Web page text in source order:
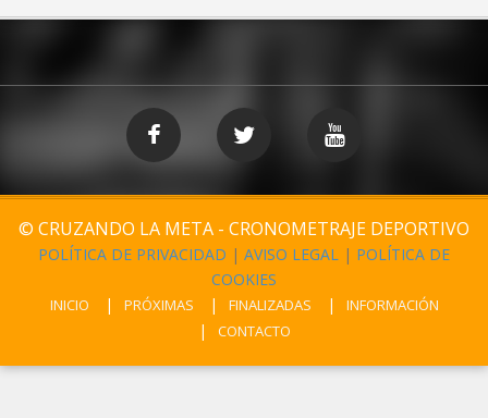
© CRUZANDO LA META - CRONOMETRAJE DEPORTIVO
POLÍTICA DE PRIVACIDAD | AVISO LEGAL | POLÍTICA DE
COOKIES
INICIO PRÓXIMAS FINALIZADAS
INFORMACIÓN
CONTACTO